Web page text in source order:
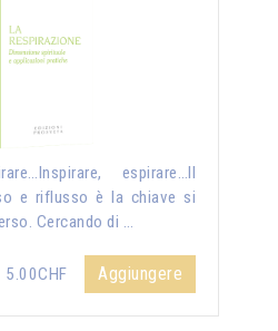
espirare…Il
e riflusso è la chiave si
Cercando di …
5.00CHF Aggiungere